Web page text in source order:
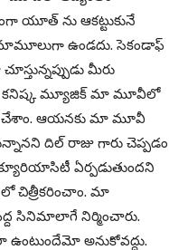
యూత్ ను ఆకట్టుకునే
ఉండదు. సెకండాఫ్
మీరు
కనిష్క మ్యూజిక్ మా మూవీలో
చేశాం. ఆయనకు మా మూవీ
దిల్ రాజు గారు చెప్పడం
ఏర్పడుతుందని
చిత్రీకరించాం. మా
సినిమాలాగే నిర్మించారు.
అనుకోవద్దు.